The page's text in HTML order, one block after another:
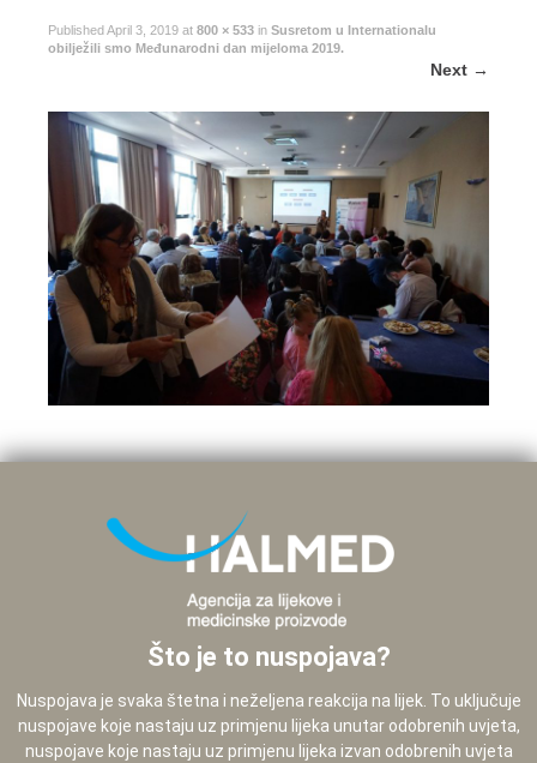
PublishedApril 3, 2019 at 800 × 533 in Susretom u Internationalu
obilježili smo Međunarodni dan mijeloma 2019.
Next →
Što je to nuspojava?
Nuspojava je svaka štetna i neželjena reakcija na lijek. To uključuje
nuspojave koje nastaju uz primjenu lijeka unutar odobrenih uvjeta,
nuspojave koje nastaju uz primjenu lijeka izvan odobrenih uvjeta